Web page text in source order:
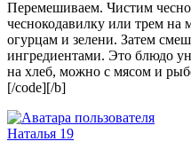
Перемешиваем. Чистим
чеснокодавилку или трем на
огурцам и зелени. Затем
ингредиентами. Это блюдо
на хлеб, можно с мясом и
[/code][/b]
Наталья 19